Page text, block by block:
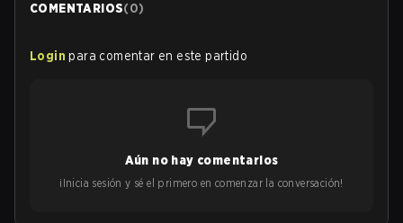
COMENTARIOS(0)
Login para comentar en este partido
Aún no hay comentarios
¡Inicia sesión y sé el primero en comenzar la conversación!